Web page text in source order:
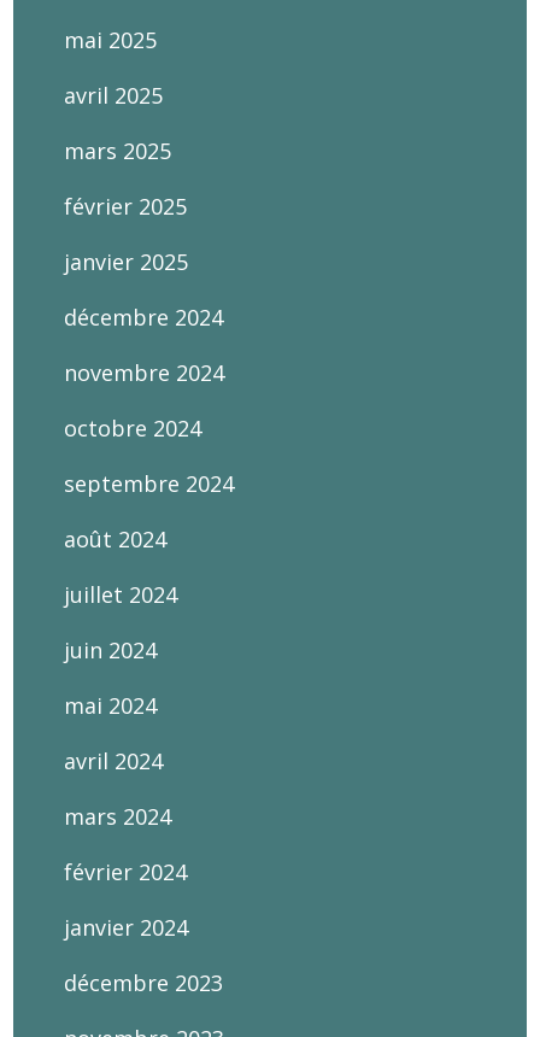
mai 2025
avril 2025
mars 2025
février 2025
janvier 2025
décembre 2024
novembre 2024
octobre 2024
septembre 2024
août 2024
juillet 2024
juin 2024
mai 2024
avril 2024
mars 2024
février 2024
janvier 2024
décembre 2023